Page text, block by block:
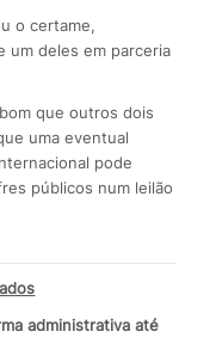
o certame,
um deles em parceria
que outros dois
uma eventual
pode
públicos num leilão
administrativa até